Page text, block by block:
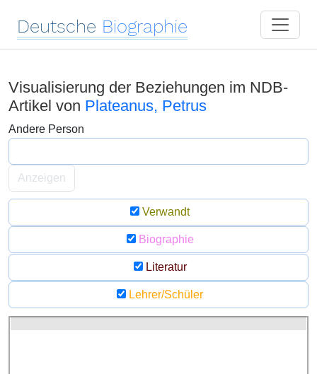
Deutsche Biographie
Visualisierung der Beziehungen im NDB-
Artikel von Plateanus, Petrus
Andere Person
Anzeigen
Verwandt
Biographie
Literatur
Lehrer/Schüler